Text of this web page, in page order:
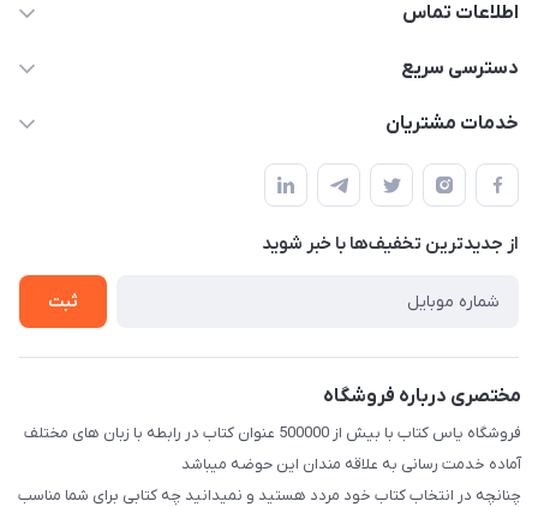
اطلاعات تماس
09371742423
طبقه بالای دنیای لبنیات (مراجعه حضوری فقط در صورت هماهنگی
قبلی با شماره ۰۹۳۷۱۷۴۲۴۲۳ امکان پذیر است)
دسترسی سریع
حساب کاربری
لیست محصولات
درباره ما
خدمات مشتریان
قوانین و مقررات
حریم خصوصی
راهنما
از جدید‌ترین تخفیف‌ها با‌ خبر شوید
ثبت
مختصری درباره فروشگاه
فروشگاه یاس کتاب با بیش از 500000 عنوان کتاب در رابطه با زبان های مختلف
آماده خدمت رسانی به علاقه مندان این حوضه میباشد
چنانچه در انتخاب کتاب خود مردد هستید و نمیدانید چه کتابی برای شما مناسب